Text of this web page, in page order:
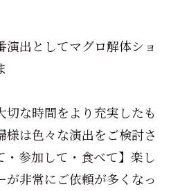
出としてマグロ解体ショ
。
時間をより充実したも
様は色々な演出をご検討さ
参加して・食べて】楽し
が非常にご依頼が多くなっ